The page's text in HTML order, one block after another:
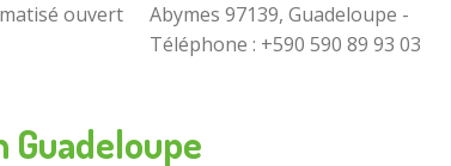
ouvert
Abymes 97139, Guadeloupe -
Téléphone : +590 590 89 93 03
Guadeloupe